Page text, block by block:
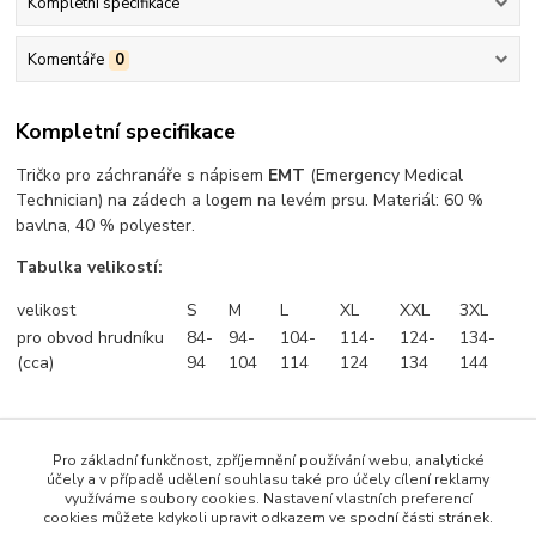
Komentáře 0
Kompletní specifikace
Tričko pro záchranáře s nápisem EMT (Emergency Medical
Technician) na zádech a logem na levém prsu. Materiál: 60 %
bavlna, 40 % polyester.
Tabulka velikostí:
velikost
S M L XL XXL
3XL
pro obvod hrudníku
(cca)
84-
94
94-
104
104-
114
114-
124
124-
134
134-
144
Zboží zařazeno v kategoriích
VYBAVENÍ PRO ZÁCHRANÁŘE
Pro základní funkčnost, zpříjemnění používání webu, analytické
účely a v případě udělení souhlasu také pro účely cílení reklamy
využíváme soubory cookies. Nastavení vlastních preferencí
cookies můžete kdykoli upravit odkazem ve spodní části stránek.